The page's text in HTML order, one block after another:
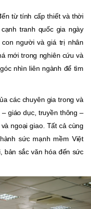
từ tính cấp thiết và thời
tranh quốc gia ngày
người và giá trị nhân
mới trong nghiên cứu và
nhìn liên ngành để tìm
các chuyên gia trong và
giáo dục, truyền thông –
ngoại giao. Tất cả cùng
sức mạnh mềm Việt
bản sắc văn hóa đến sức